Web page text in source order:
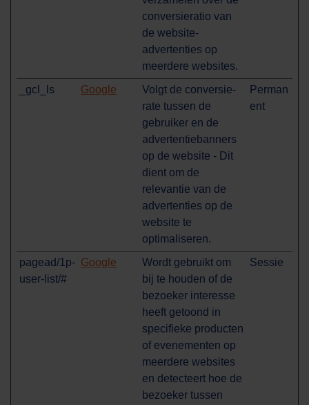
conversieratio van
de website-
advertenties op
meerdere websites.
_gcl_ls Google
Volgt de conversie-
rate tussen de
gebruiker en de
advertentiebanners
op de website - Dit
dient om de
relevantie van de
advertenties op de
website te
optimaliseren.
Perman
ent
pagead/1p-
user-list/#
Google
Wordt gebruikt om
bij te houden of de
bezoeker interesse
heeft getoond in
specifieke producten
of evenementen op
meerdere websites
en detecteert hoe de
bezoeker tussen
Sessie